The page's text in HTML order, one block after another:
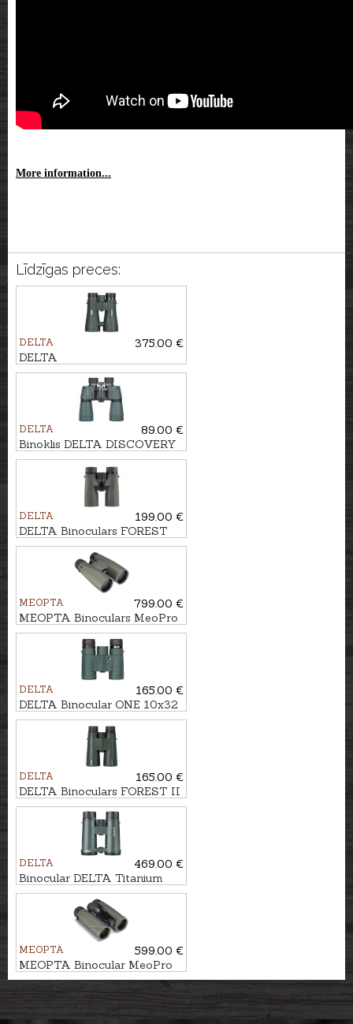
More information...
Līdzīgas preces:
DELTA
375.00 €
DELTA
Binoculars TITANIUM 10x56
DELTA
89.00 €
Binoklis DELTA DISCOVERY
16x50
DELTA
199.00 €
DELTA Binoculars FOREST
10X42 Gen3
MEOPTA
799.00 €
MEOPTA Binoculars MeoPro
HD Plus 8x56
DELTA
165.00 €
DELTA Binocular ONE 10x32
DELTA
165.00 €
DELTA Binoculars FOREST II
8,5x50
DELTA
469.00 €
Binocular DELTA Titanium
HD 10x42
MEOPTA
599.00 €
MEOPTA Binocular MeoPro
AIR 8x42 HD